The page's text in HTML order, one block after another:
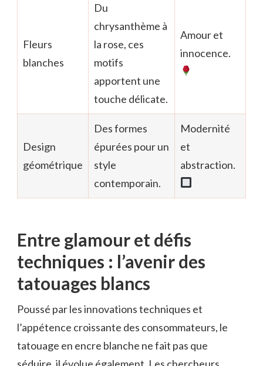
Fleurs
blanches
Du
chrysanthème à
la rose, ces
motifs
apportent une
touche délicate.
Amour et
innocence.
Design
géométrique
Des formes
épurées pour un
style
contemporain.
Modernité
et
abstraction.
Entre glamour et défis
techniques : l’avenir des
tatouages blancs
Poussé par les innovations techniques et
l’appétence croissante des consommateurs, le
tatouage en encre blanche ne fait pas que
séduire, il évolue également. Les chercheurs